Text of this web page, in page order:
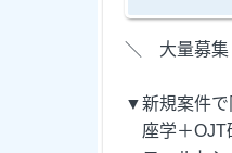
＼ 大量募集
▼新規案件
座学＋OJT